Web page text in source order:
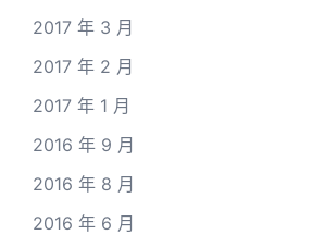
2017 年 3 月
2017 年 2 月
2017 年 1 月
2016 年 9 月
2016 年 8 月
2016 年 6 月